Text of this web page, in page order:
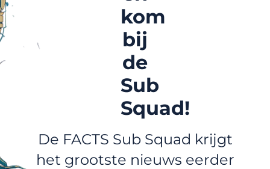
kom
bij
de
Sub
Squad!
De FACTS Sub Squad krijgt
het grootste nieuws eerder